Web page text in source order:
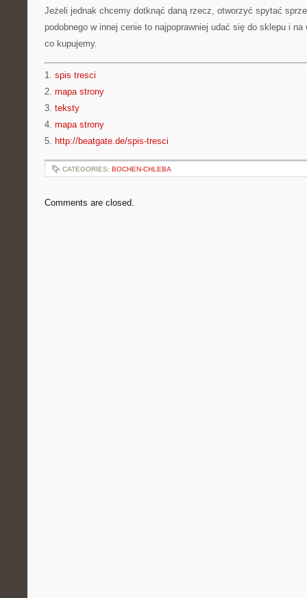
Jeżeli jednak chcemy dotknąć daną rzecz, otworzyć spytać
podobnego w innej cenie to najpoprawniej udać się do sklepu i na
co kupujemy.
1. spis tresci
2. mapa strony
3. teksty
4. mapa strony
5. http://beatgate.de/spis-tresci
CATEGORIES: BOCHEN-CHLEBA
Comments are closed.